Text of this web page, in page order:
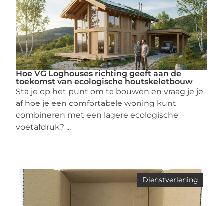
Hoe VG Loghouses richting geeft aan de
toekomst van ecologische houtskeletbouw
Sta je op het punt om te bouwen en vraag je je
af hoe je een comfortabele woning kunt
combineren met een lagere ecologische
voetafdruk? ...
Dienstverlening